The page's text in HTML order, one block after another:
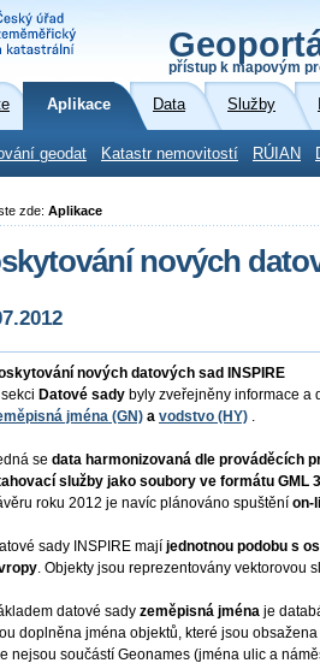
přístup k mapovým
Aplikace Data Služby
geodat Katastr nemovitostí RÚIAN
zde: Aplikace
nových
nových datových sad INSPIRE
Datové sady byly zveřejněny informace a
jména (GN) a vodstvo (HY) .
se data harmonizovaná dle prováděcích
služby jako soubory ve formátu GML
roku 2012 je navíc plánováno spuštění on-
sady INSPIRE mají jednotnou podobu s
. Objekty jsou reprezentovány vektorovou
datové sady zeměpisná jména je
doplněna jména objektů, které jsou
nejsou součástí Geonames (jména ulic a